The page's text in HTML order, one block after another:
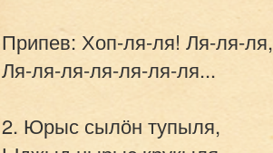
Припев: Хоп-ля-ля! Ля-ля-ля,
Ля-ля-ля-ля-ля-ля-ля...
2. Юрыс сылӧн тупыля,